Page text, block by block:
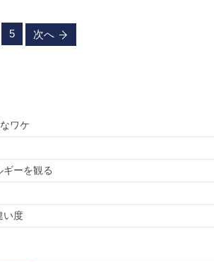
5 次へ
ワケ
ーを観る
い度